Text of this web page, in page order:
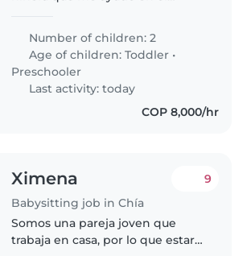
cerca también requiero alguien
q me ayude los domingos y
festivos..
Number of children: 2
Age of children:Toddler •
Preschooler
Last activity: today
COP 8,000/hr
Ximena
Babysitting job in Chía
9
Somos una pareja joven que
trabaja en casa, por lo que estará